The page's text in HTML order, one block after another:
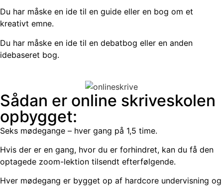
Du har måske en ide til en guide eller en bog om et
kreativt emne.
Du har måske en ide til en debatbog eller en anden
idebaseret bog.
Sådan er online skriveskolen
opbygget:
Seks mødegange – hver gang på 1,5 time.
Hvis der er en gang, hvor du er forhindret, kan du få den
optagede zoom-lektion tilsendt efterfølgende.
Hver mødegang er bygget op af hardcore undervisning og